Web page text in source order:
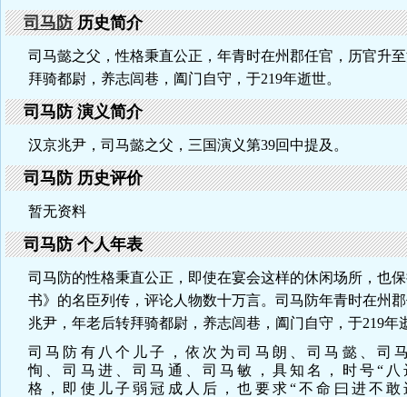
司马防历史简介
司马懿之父，性格秉直公正，年青时在州郡任官，历官升
拜骑都尉，养志闾巷，阖门自守，于219年逝世。
司马防 演义简介
汉京兆尹，司马懿之父，三国演义第39回中提及。
司马防 历史评价
暂无资料
司马防 个人年表
司马防的性格秉直公正，即使在宴会这样的休闲场所，也
书》的名臣列传，评论人物数十万言。司马防年青时在州
兆尹，年老后转拜骑都尉，养志闾巷，阖门自守，于219年
司马防有八个儿子，依次为司马朗、司马懿、司
恂、司马进、司马通、司马敏，具知名，时号“
格，即使儿子弱冠成人后，也要求“不命曰进不